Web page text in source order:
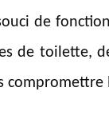
de
de toilette,
compromettre